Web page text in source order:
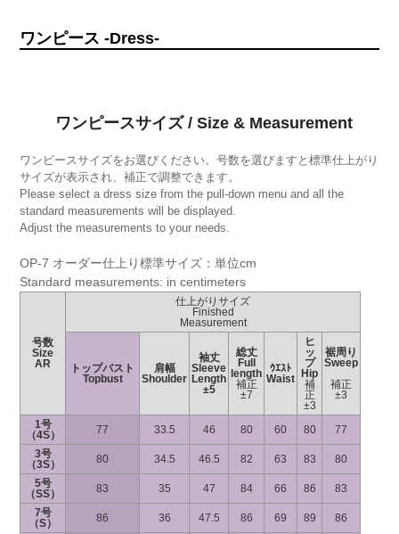
ワンピース -Dress-
ワンピースサイズ / Size & Measurement
ワンピースサイズをお選びください。号数を選びますと標準仕上がり
サイズが表示され、補正で調整できます。
Please select a dress size from the pull-down menu and all the
standard measurements will be displayed.
Adjust the measurements to your needs.
OP-7 オーダー仕上り標準サイズ：単位cm
Standard measurements: in centimeters
号数
Size
AR
仕上がりサイズ
Finished
Measurement
トップバスト
Topbust
肩幅
Shoulder
袖丈
Sleeve
Length
±5
総丈
Full
length
補正
±7
ｳｴｽﾄ
Waist
ヒ
ッ
プ
Hip
補
正
±3
裾周り
Sweep
補正
±3
1号
（4S）
77 33.5 46 80 60 80
77
3号
（3S）
80 34.5 46.5 82 63 83
80
5号
（SS）
83 35 47 84 66 86
83
7号
（S）
86 36 47.5 86 69 89
86